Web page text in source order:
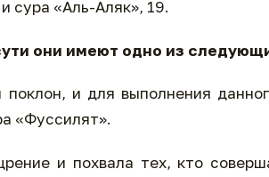
сура «Аль-Аляк», 19.
они имеют одно из
и для выполнения
«Фуссилят».
и похвала тех, кто